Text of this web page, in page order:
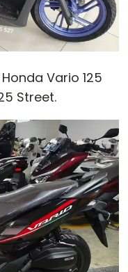
Vario 125
Street.